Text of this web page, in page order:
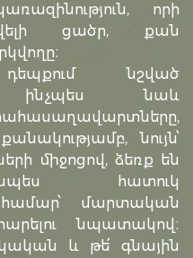
որի
ցածր, քան
նշված
ինչպես նաև
նույն՝
միջոցով, ձեռք են
հատուկ
համար՝ մարտական
նպատակով։
և թե՛ գնային